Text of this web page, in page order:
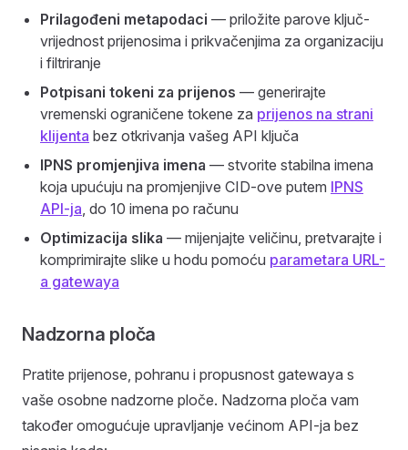
Prilagođeni metapodaci — priložite parove ključ-
vrijednost prijenosima i prikvačenjima za organizaciju
i filtriranje
Potpisani tokeni za prijenos — generirajte
vremenski ograničene tokene za prijenos na strani
klijenta bez otkrivanja vašeg API ključa
IPNS promjenjiva imena — stvorite stabilna imena
koja upućuju na promjenjive CID-ove putem IPNS
API-ja, do 10 imena po računu
Optimizacija slika — mijenjajte veličinu, pretvarajte i
komprimirajte slike u hodu pomoću parametara URL-
a gatewaya
Nadzorna ploča
Pratite prijenose, pohranu i propusnost gatewaya s
vaše osobne nadzorne ploče. Nadzorna ploča vam
također omogućuje upravljanje većinom API-ja bez